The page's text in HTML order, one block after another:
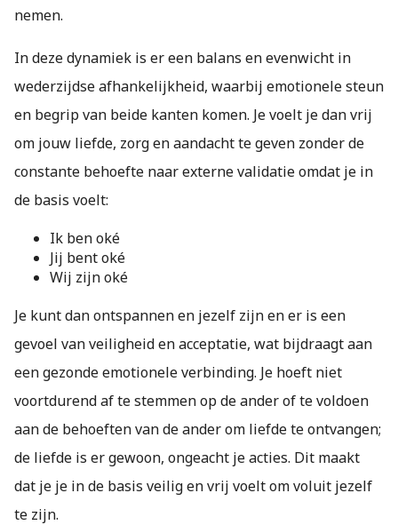
nemen.
In deze dynamiek is er een balans en evenwicht in
wederzijdse afhankelijkheid, waarbij emotionele steun
en begrip van beide kanten komen. Je voelt je dan vrij
om jouw liefde, zorg en aandacht te geven zonder de
constante behoefte naar externe validatie omdat je in
de basis voelt:
Ik ben oké
Jij bent oké
Wij zijn oké
Je kunt dan ontspannen en jezelf zijn en er is een
gevoel van veiligheid en acceptatie, wat bijdraagt aan
een gezonde emotionele verbinding. Je hoeft niet
voortdurend af te stemmen op de ander of te voldoen
aan de behoeften van de ander om liefde te ontvangen;
de liefde is er gewoon, ongeacht je acties. Dit maakt
dat je je in de basis veilig en vrij voelt om voluit jezelf
te zijn.